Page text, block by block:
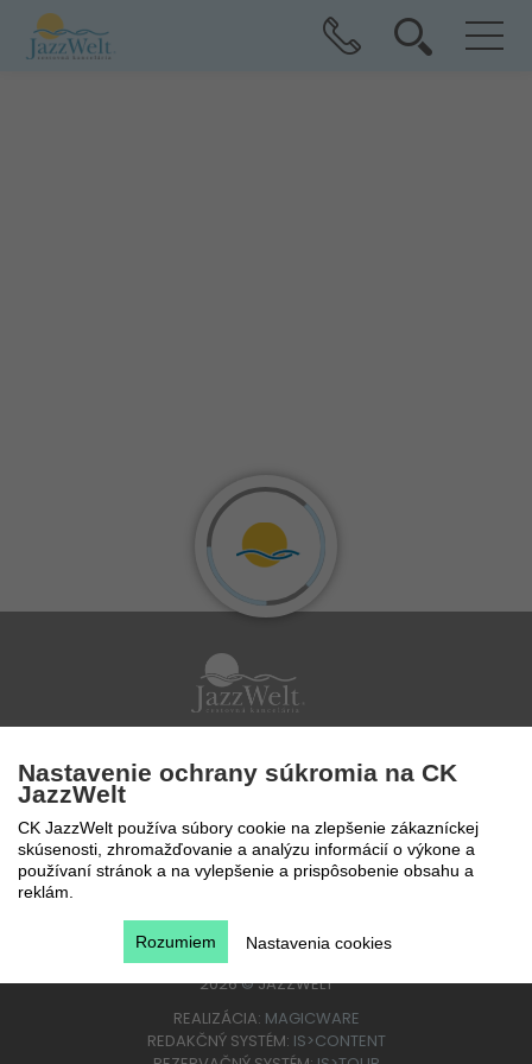
Po - Pi 9 - 17 hod
0850 777 888
2026©JAZZWELT
REALIZÁCIA: MAGICWARE
REDAKČNÝ SYSTÉM: IS>CONTENT
Nastavenie ochrany súkromia na CK
JazzWelt
CK JazzWelt používa súbory cookie na zlepšenie zákazníckej
skúsenosti, zhromažďovanie a analýzu informácií o výkone a
používaní stránok a na vylepšenie a prispôsobenie obsahu a
reklám.
Nastavenia cookies
Rozumiem